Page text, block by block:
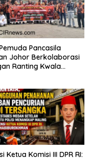
Pancasila
Johor Berkolaborasi
Ranting Kwala
dan Pengguna Jalan
Ketua Komisi III DPR RI: